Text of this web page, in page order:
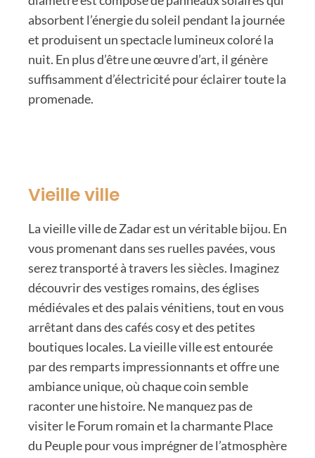
absorbent l’énergie du soleil pendant la journée
et produisent un spectacle lumineux coloré la
nuit. En plus d’être une œuvre d’art, il génère
suffisamment d’électricité pour éclairer toute la
promenade.
Vieille ville
La vieille ville de Zadar est un véritable bijou. En
vous promenant dans ses ruelles pavées, vous
serez transporté à travers les siècles. Imaginez
découvrir des vestiges romains, des églises
médiévales et des palais vénitiens, tout en vous
arrêtant dans des cafés cosy et des petites
boutiques locales. La vieille ville est entourée
par des remparts impressionnants et offre une
ambiance unique, où chaque coin semble
raconter une histoire. Ne manquez pas de
visiter le Forum romain et la charmante Place
du Peuple pour vous imprégner de l’atmosphère